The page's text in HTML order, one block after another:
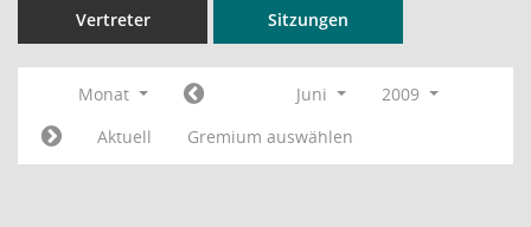
Vertreter Sitzungen
Monat Juni
2009
Aktuell
Gremium auswählen